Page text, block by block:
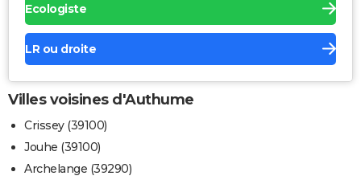
Ecologiste
LR ou droite
Villes voisines d'Authume
Crissey (39100)
Jouhe (39100)
Archelange (39290)